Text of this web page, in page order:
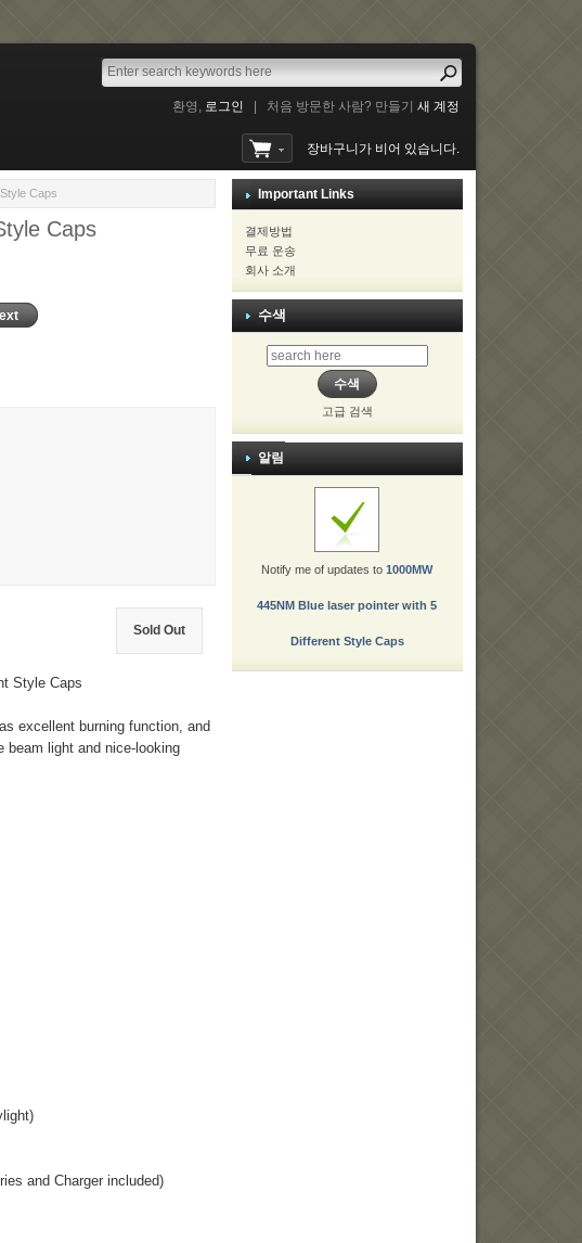
환영, 로그인 처음 방문한 사람? 만들기새 계정
장바구니가 비어 있습니다.
Caps
Caps
Sold Out
Style Caps
excellent burning function, and
beam light and nice-looking
and Charger included)
Important Links
결제방법
무료 운송
회사 소개
수색
고급 검색
알림
Notify me of updates to1000MW
445NM Blue laser pointer with 5
Different Style Caps